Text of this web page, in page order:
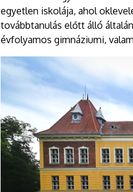
egyetlen iskolája, ahol
továbbtanulás előtt álló
évfolyamos gimnáziumi,